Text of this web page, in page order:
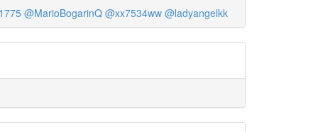
@MarioBogarinQ @xx7534ww @ladyangelkk